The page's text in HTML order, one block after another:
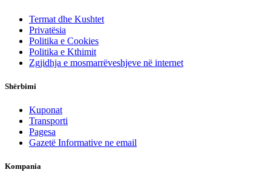
Termat dhe Kushtet
Privatësia
Politika e Cookies
Politika e Kthimit
Zgjidhja e mosmarrëveshjeve në internet
Shërbimi
Kuponat
Transporti
Pagesa
Gazetë Informative ne email
Kompania